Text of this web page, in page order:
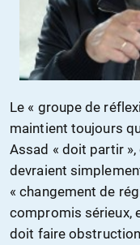
Le « groupe de
maintient toujours
Assad « doit partir
devraient
« changement de
compromis sérieux,
doit faire obstruction